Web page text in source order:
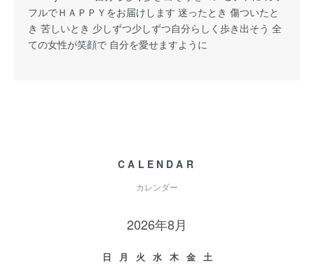
フルでＨＡＰＰＹをお届けします 迷ったとき 傷ついたと
き 苦しいとき 少しずつ少しずつ自分らしく歩き出そう 全
ての女性が笑顔で 自分を愛せますように
CALENDAR
カレンダー
2026年8月
日 月 火 水 木 金
土